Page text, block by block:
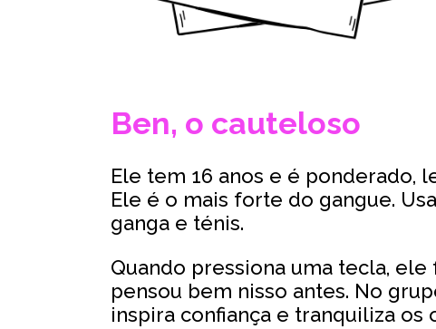
Ben, o cauteloso
Ele tem 16 anos e é ponderado,
Ele é o mais forte do gangue.
ganga e ténis.
Quando pressiona uma tecla,
pensou bem nisso antes. No
inspira confiança e tranquiliza os